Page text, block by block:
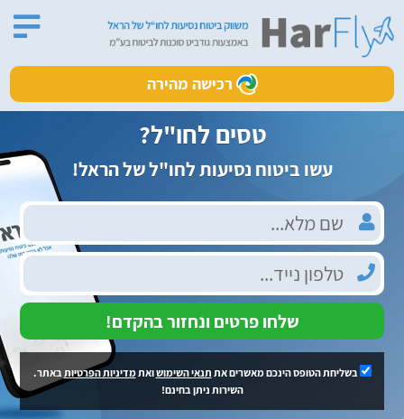
רכישה מהירה
טסים לחו"ל?
עשו ביטוח נסיעות לחו"ל של הראל!
שלחו פרטים ונחזור בהקדם!
בשליחת הטופס הינכם מאשרים את תנאי השימושואתמדיניות הפרטיותבאתר.
השירות ניתן בחינם!